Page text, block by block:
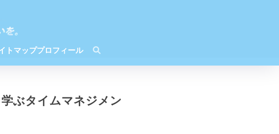
トマッププロフィール
ぶタイムマネジメン